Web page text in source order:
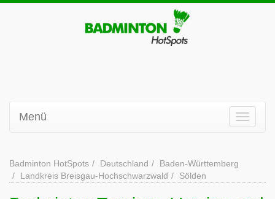
Menü
Badminton HotSpots Deutschland
Baden-Württemberg
Landkreis Breisgau-Hochschwarzwald
Sölden